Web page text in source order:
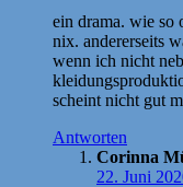
ein drama. wie so
nix. andererseits
wenn ich nicht
scheint nicht gut
Antworten
Corinna
22. Juni